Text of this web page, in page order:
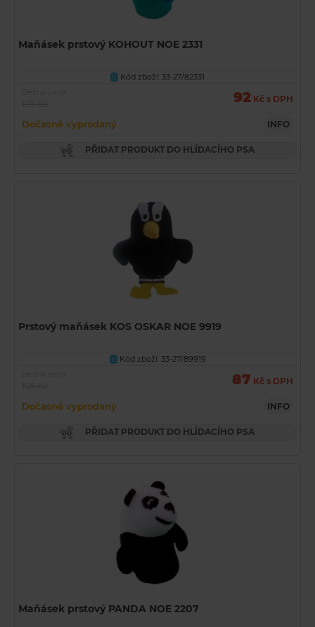
Maňásek prstový KOHOUT NOE 2331
U
Kód zboží: 33-27/82331
92 Kč s DPH
Dočasně vyprodaný INFO
PŘIDAT PRODUKT DO HLÍDACÍHO PSA
Prstový maňásek KOS OSKAR NOE 9919
U Kód zboží: 33-27/89919
87 Kč s DPH
Dočasně vyprodaný INFO
PŘIDAT PRODUKT DO HLÍDACÍHO PSA
Maňásek prstový PANDA NOE 2207